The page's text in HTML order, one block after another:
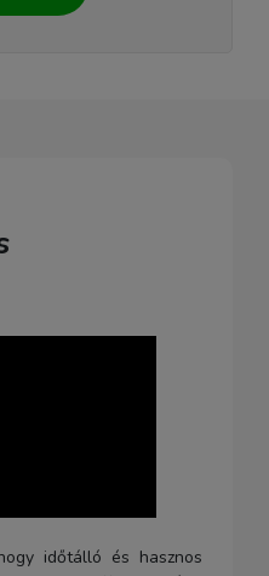
időtálló és hasznos